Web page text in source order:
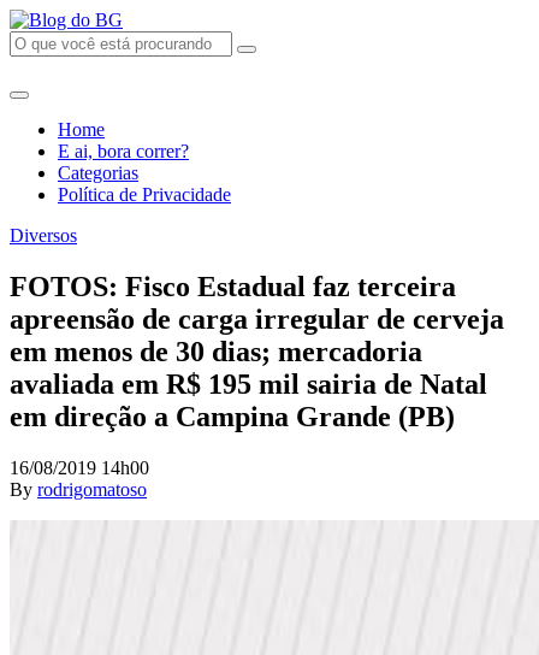
Home
E ai, bora correr?
Categorias
Política de Privacidade
Diversos
FOTOS: Fisco Estadual faz terceira
apreensão de carga irregular de cerveja
em menos de 30 dias; mercadoria
avaliada em R$ 195 mil sairia de Natal
em direção a Campina Grande (PB)
16/08/2019 14h00
By rodrigomatoso